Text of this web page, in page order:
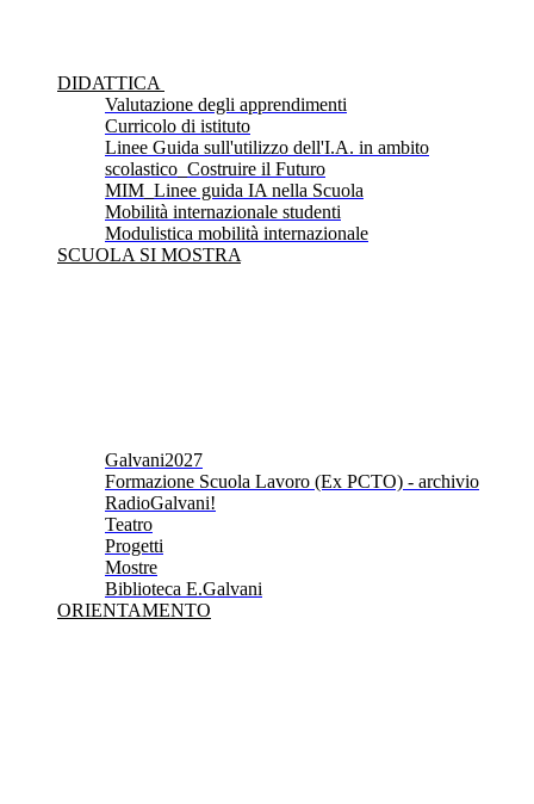
DIDATTICA
Valutazione degli apprendimenti
Curricolo di istituto
Linee Guida sull'utilizzo dell'I.A. in ambito
scolastico_Costruire il Futuro
MIM_Linee guida IA nella Scuola
Mobilità internazionale studenti
Modulistica mobilità internazionale
SCUOLA SI MOSTRA
Galvani2027
Formazione Scuola Lavoro (Ex PCTO) - archivio
RadioGalvani!
Teatro
Progetti
Mostre
Biblioteca E.Galvani
ORIENTAMENTO